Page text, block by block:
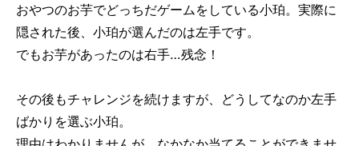
おやつのお芋でどっちだゲームをしている小珀。実際に
隠された後、小珀が選んだのは左手です。
でもお芋があったのは右手…残念！
その後もチャレンジを続けますが、どうしてなのか左手
ばかりを選ぶ小珀。